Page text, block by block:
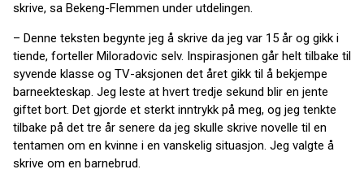
skrive, sa Bekeng-Flemmen under utdelingen.
– Denne teksten begynte jeg å skrive da jeg var 15 år og gikk i
tiende, forteller Miloradovic selv. Inspirasjonen går helt tilbake til
syvende klasse og TV-aksjonen det året gikk til å bekjempe
barneekteskap. Jeg leste at hvert tredje sekund blir en jente
giftet bort. Det gjorde et sterkt inntrykk på meg, og jeg tenkte
tilbake på det tre år senere da jeg skulle skrive novelle til en
tentamen om en kvinne i en vanskelig situasjon. Jeg valgte å
skrive om en barnebrud.